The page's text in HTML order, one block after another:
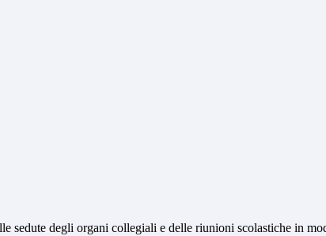
sedute degli organi collegiali e delle riunioni scolastiche in